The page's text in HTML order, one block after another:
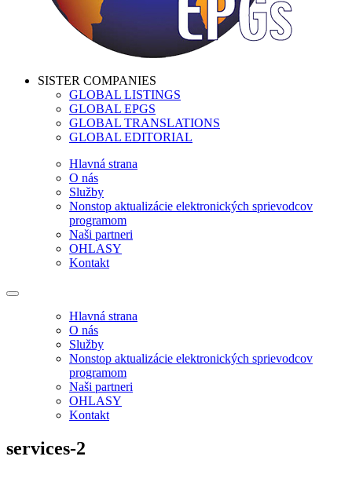
SISTER COMPANIES
GLOBAL LISTINGS
GLOBAL EPGS
GLOBAL TRANSLATIONS
GLOBAL EDITORIAL
Hlavná strana
O nás
Služby
Nonstop aktualizácie elektronických sprievodcov
programom
Naši partneri
OHLASY
Kontakt
Hlavná strana
O nás
Služby
Nonstop aktualizácie elektronických sprievodcov
programom
Naši partneri
OHLASY
Kontakt
services-2